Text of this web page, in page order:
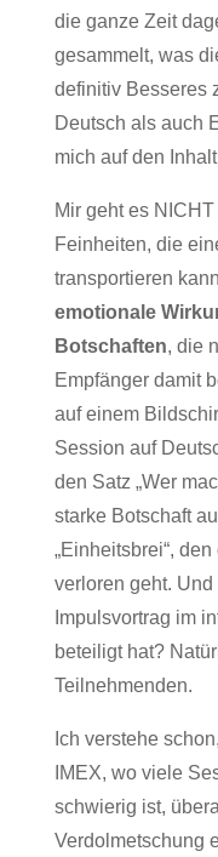
die ganze Zeit
gesammelt, was
definitiv Besseres
Deutsch als auch
mich auf den
Mir geht es
Feinheiten, die
transportieren
emotionale
Botschaften, die
Empfänger damit
auf einem
Session auf
den Satz „Wer
starke Botschaft
„Einheitsbrei“,
verloren geht.
Impulsvortrag im
beteiligt hat?
Teilnehmenden.
Ich verstehe
IMEX, wo viele
schwierig ist,
Verdolmetschung